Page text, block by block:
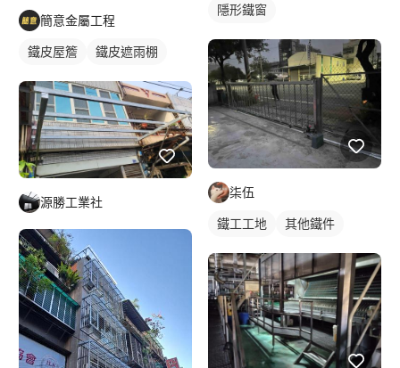
簡意金屬工程
鐵皮屋簷 鐵皮遮雨棚
源勝工業社
隱形鐵窗
柒伍
鐵工工地 其他鐵件